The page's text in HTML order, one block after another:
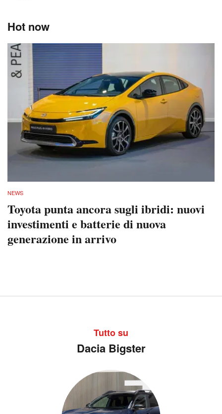
Hot now
NEWS
Toyota punta ancora sugli ibridi: nuovi
investimenti e batterie di nuova
generazione in arrivo
Tutto su
Dacia Bigster